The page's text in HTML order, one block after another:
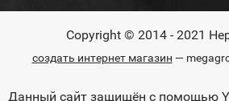
Copyright © 2014 - 2021
создать интернет магазин —
Данный сайт защищён с помощью